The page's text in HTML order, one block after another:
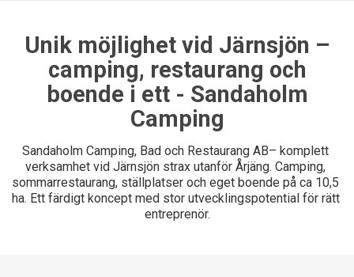
Unik möjlighet vid Järnsjön –
camping, restaurang och
boende i ett - Sandaholm
Camping
Sandaholm Camping, Bad och Restaurang AB– komplett
verksamhet vid Järnsjön strax utanför Årjäng. Camping,
sommarrestaurang, ställplatser och eget boende på ca 10,5
ha. Ett färdigt koncept med stor utvecklingspotential för rätt
entreprenör.